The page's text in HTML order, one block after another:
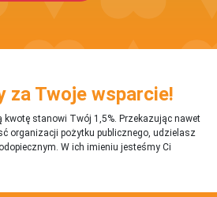
za Twoje wsparcie!
kwotę stanowi Twój 1,5%. Przekazując nawet
organizacji pożytku publicznego, udzielasz
W ich imieniu jesteśmy Ci